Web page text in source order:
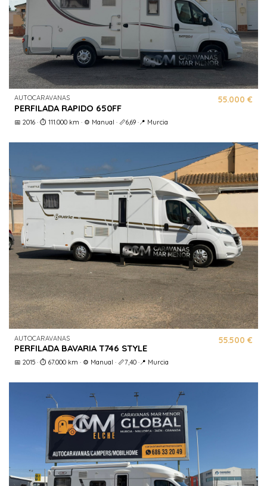
AUTOCARAVANAS
PERFILADA RAPIDO 650FF
55.000 €
📅 2016 · ⏱️ 111.000 km · ⚙️ Manual · 📏6,69 ·📍 Murcia
AUTOCARAVANAS
PERFILADA BAVARIA T746 STYLE
55.500 €
📅 2015 · ⏱️ 67.000 km · ⚙️ Manual · 📏7,40 ·📍 Murcia